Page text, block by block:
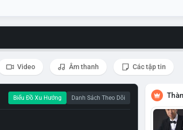
Video Âm thanh Các tập tin
Biểu Đồ Xu Hướng Danh Sách Theo Dõi